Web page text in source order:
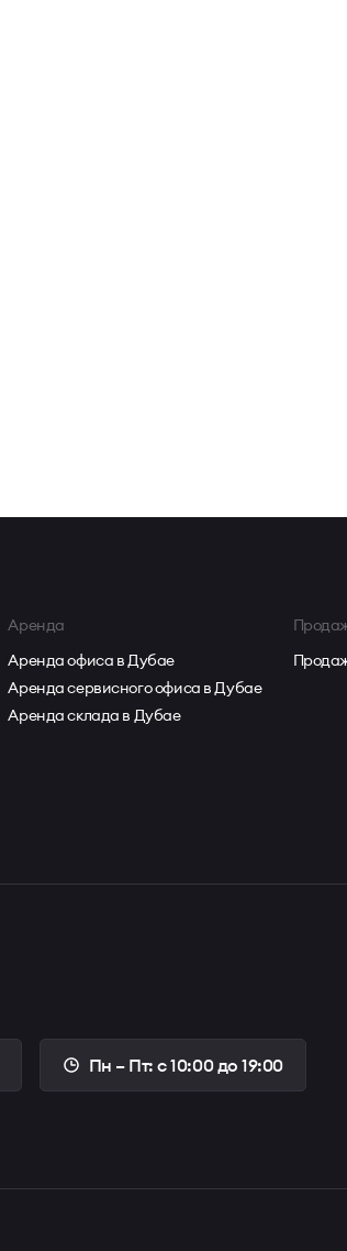
Аренда
Аренда офиса в Дубае
Аренда сервисного офиса в Дубае
Аренда склада в Дубае
Пн – Пт: с 10:00 до 19:00